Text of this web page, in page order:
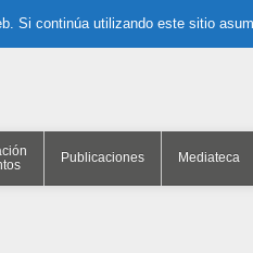
Publicaciones Mediateca
Si continúa utilizando este sitio